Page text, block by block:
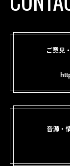
ご意見
音源・